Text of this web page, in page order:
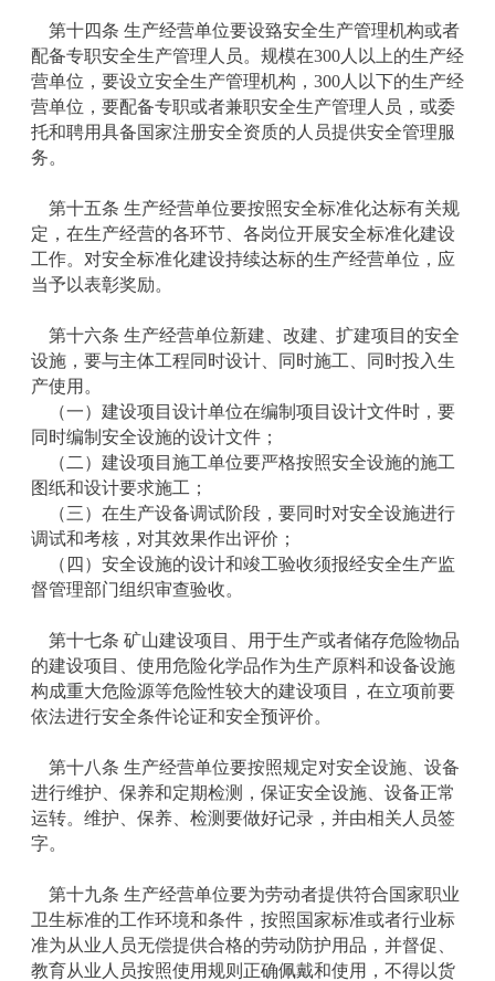
第十四条 生产经营单位要设臵安全生产管理机构或者
配备专职安全生产管理人员。规模在300人以上的生产经
营单位，要设立安全生产管理机构，300人以下的生产经
营单位，要配备专职或者兼职安全生产管理人员，或委
托和聘用具备国家注册安全资质的人员提供安全管理服
务。
第十五条 生产经营单位要按照安全标准化达标有关规
定，在生产经营的各环节、各岗位开展安全标准化建设
工作。对安全标准化建设持续达标的生产经营单位，应
当予以表彰奖励。
第十六条 生产经营单位新建、改建、扩建项目的安全
设施，要与主体工程同时设计、同时施工、同时投入生
产使用。
（一）建设项目设计单位在编制项目设计文件时，要
同时编制安全设施的设计文件；
（二）建设项目施工单位要严格按照安全设施的施工
图纸和设计要求施工；
（三）在生产设备调试阶段，要同时对安全设施进行
调试和考核，对其效果作出评价；
（四）安全设施的设计和竣工验收须报经安全生产监
督管理部门组织审查验收。
第十七条 矿山建设项目、用于生产或者储存危险物品
的建设项目、使用危险化学品作为生产原料和设备设施
构成重大危险源等危险性较大的建设项目，在立项前要
依法进行安全条件论证和安全预评价。
第十八条 生产经营单位要按照规定对安全设施、设备
进行维护、保养和定期检测，保证安全设施、设备正常
运转。维护、保养、检测要做好记录，并由相关人员签
字。
第十九条 生产经营单位要为劳动者提供符合国家职业
卫生标准的工作环境和条件，按照国家标准或者行业标
准为从业人员无偿提供合格的劳动防护用品，并督促、
教育从业人员按照使用规则正确佩戴和使用，不得以货